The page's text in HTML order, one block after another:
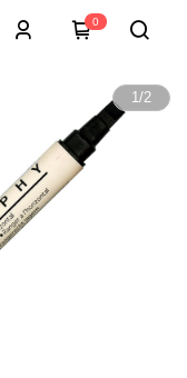
0
1/2